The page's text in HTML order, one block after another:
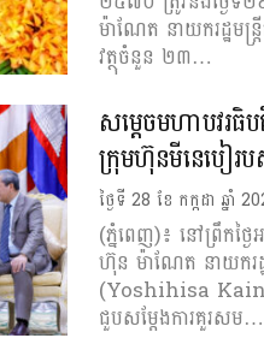
ម៉ាណែត នាយករដ្ឋមន្
វត្ថុចំនួន ២៣…
សម្តេចមហាបវរ
ក្រុមហ៊ុនមីនេបៀ
ថ្ងៃទី 28 ខែ កក្កដា ឆ្នាំ
(ភ្នំពេញ)៖ នៅព្រឹកថ្ង
ហ៊ុន ម៉ាណែត នាយករដ្
(Yoshihisa
ជួបសម្តែងការគួរសម…